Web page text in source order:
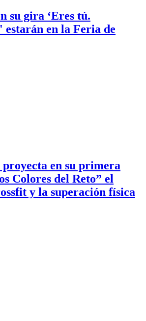
su gira ‘Eres tú.
estarán en la Feria de
en su primera
Colores del Reto” el
y la superación física